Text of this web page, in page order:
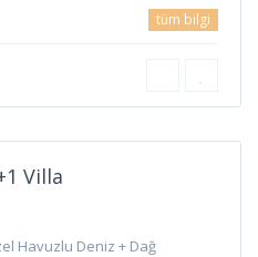
tüm bilgi
Villa
Havuzlu Deniz + Dağ